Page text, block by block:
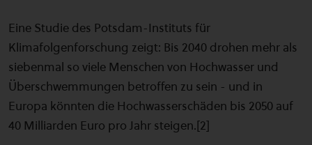
Eine Studie des Potsdam-Instituts für
Klimafolgenforschung zeigt: Bis 2040 drohen mehr als
siebenmal so viele Menschen von Hochwasser und
Überschwemmungen betroffen zu sein - und in
Europa könnten die Hochwasserschäden bis 2050 auf
40 Milliarden Euro pro Jahr steigen.[2]